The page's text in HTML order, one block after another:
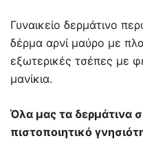
price
was:
270,00 €.
Γυναικείο δερμάτινο
δέρμα αρνί μαύρο με
εξωτερικές τσέπες με
μανίκια.
Όλα μας τα δερμάτινα
πιστοποιητικό